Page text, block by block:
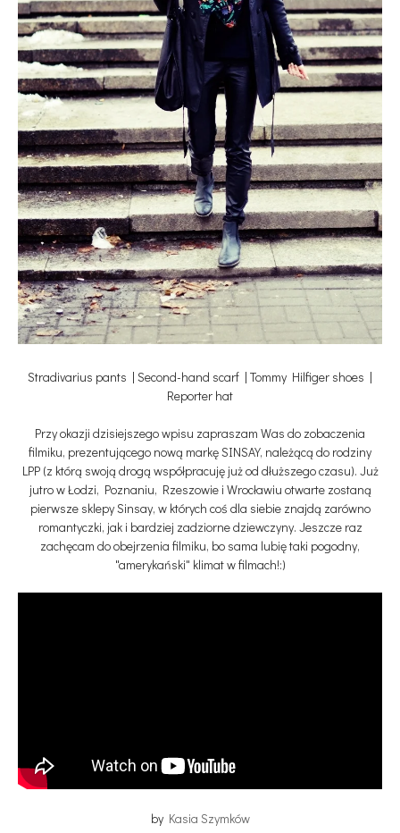
Stradivarius pants | Second-hand scarf | Tommy Hilfiger shoes |
Reporter hat
Przy okazji dzisiejszego wpisu zapraszam Was do zobaczenia
filmiku, prezentującego nową markę SINSAY, należącą do rodziny
LPP (z którą swoją drogą współpracuję już od dłuższego czasu). Już
jutro w Łodzi, Poznaniu, Rzeszowie i Wrocławiu otwarte zostaną
pierwsze sklepy Sinsay, w których coś dla siebie znajdą zarówno
romantyczki, jak i bardziej zadziorne dziewczyny. Jeszcze raz
zachęcam do obejrzenia filmiku, bo sama lubię taki pogodny,
"amerykański" klimat w filmach!:)
by Kasia Szymków